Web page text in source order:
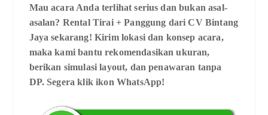
Mau acara Anda terlihat serius dan bukan asal-
asalan? Rental Tirai + Panggung dari CV Bintang
Jaya sekarang! Kirim lokasi dan konsep acara,
maka kami bantu rekomendasikan ukuran,
berikan simulasi layout, dan penawaran tanpa
DP. Segera klik ikon WhatsApp!